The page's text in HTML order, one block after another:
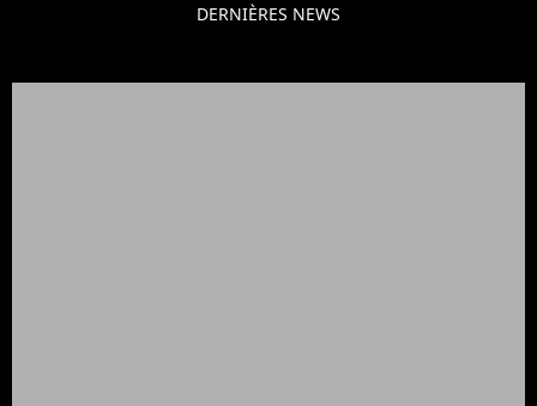
DERNIÈRES NEWS